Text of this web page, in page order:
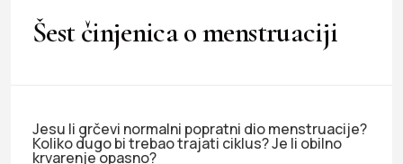
Šest činjenica o menstruaciji
Jesu li grčevi normalni popratni dio menstruacije?
Koliko dugo bi trebao trajati ciklus? Je li obilno
krvarenje opasno?